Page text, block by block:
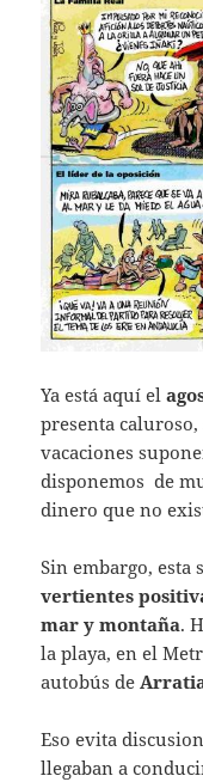
Ya está aquí el
presenta
vacaciones
disponemos de
dinero que no
Sin embargo, esta
vertientes
mar y montaña.
la playa, en el
autobús de
Eso evita
llegaban a